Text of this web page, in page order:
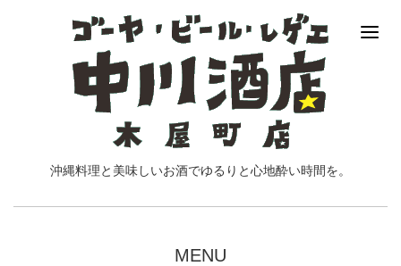
沖縄料理と美味しいお酒でゆるりと心地酔い時間を。
MENU